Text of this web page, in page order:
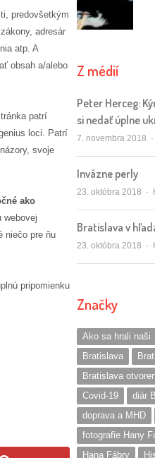
predovšetkým
adresár
atp. A
obsah a/alebo
patrí
loci. Patrí
svoje
ako
webovej
niečo pre ňu
pripomienku
Z médií
Peter Herceg:
si nedať úplne
7. novembra 2018
Invázne perly
23. októbra 2018
Bratislava v
23. októbra 2018
Značky
Ako sa hrali naši
Bratislava
Bratislava
Covid-19
diár
doprava a MHD
fotografie Hany
Hana Fábry